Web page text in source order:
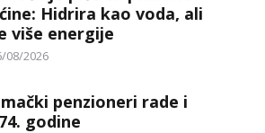
Hidrira kao voda, ali
više energije
08/2026
penzioneri rade i
godine